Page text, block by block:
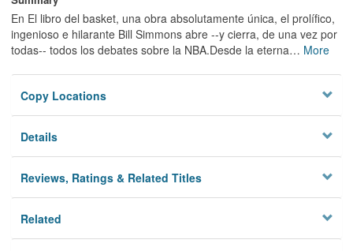
Privacy
En El libro del basket, una obra absolutamente única, el prolífico,
ingenioso e hilarante Bill Simmons abre --y cierra, de una vez por
todas-- todos los debates sobre la NBA.Desde la eterna… More
Copy Locations
Details
Reviews, Ratings & Related Titles
Related